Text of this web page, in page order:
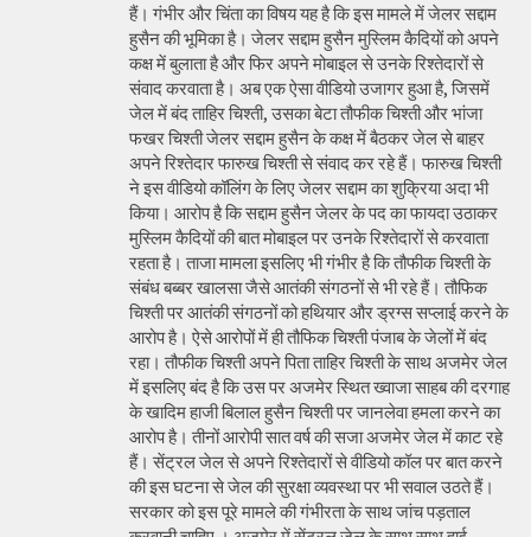
हैं। गंभीर और चिंता का विषय यह है कि इस मामले में जेलर सद्दाम
हुसैन की भूमिका है। जेलर सद्दाम हुसैन मुस्लिम कैदियों को अपने
कक्ष में बुलाता है और फिर अपने मोबाइल से उनके रिश्तेदारों से
संवाद करवाता है। अब एक ऐसा वीडियो उजागर हुआ है, जिसमें
जेल में बंद ताहिर चिश्ती, उसका बेटा तौफीक चिश्ती और भांजा
फखर चिश्ती जेलर सद्दाम हुसैन के कक्ष में बैठकर जेल से बाहर
अपने रिश्तेदार फारुख चिश्ती से संवाद कर रहे हैं। फारुख चिश्ती
ने इस वीडियो कॉलिंग के लिए जेलर सद्दाम का शुक्रिया अदा भी
किया। आरोप है कि सद्दाम हुसैन जेलर के पद का फायदा उठाकर
मुस्लिम कैदियों की बात मोबाइल पर उनके रिश्तेदारों से करवाता
रहता है। ताजा मामला इसलिए भी गंभीर है कि तौफीक चिश्ती के
संबंध बब्बर खालसा जैसे आतंकी संगठनों से भी रहे हैं। तौफिक
चिश्ती पर आतंकी संगठनों को हथियार और ड्रग्स सप्लाई करने के
आरोप है। ऐसे आरोपों में ही तौफिक चिश्ती पंजाब के जेलों में बंद
रहा। तौफीक चिश्ती अपने पिता ताहिर चिश्ती के साथ अजमेर जेल
में इसलिए बंद है कि उस पर अजमेर स्थित ख्वाजा साहब की दरगाह
के खादिम हाजी बिलाल हुसैन चिश्ती पर जानलेवा हमला करने का
आरोप है। तीनों आरोपी सात वर्ष की सजा अजमेर जेल में काट रहे
हैं। सेंट्रल जेल से अपने रिश्तेदारों से वीडियो कॉल पर बात करने
की इस घटना से जेल की सुरक्षा व्यवस्था पर भी सवाल उठते हैं।
सरकार को इस पूरे मामले की गंभीरता के साथ जांच पड़ताल